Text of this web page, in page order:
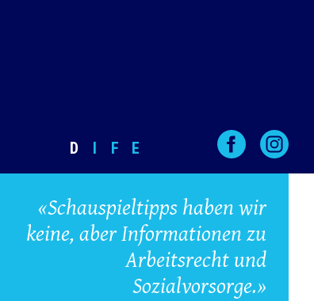
D I F E
«Schauspieltipps haben wir
keine, aber Informationen zu
Arbeitsrecht und
Sozialvorsorge.»